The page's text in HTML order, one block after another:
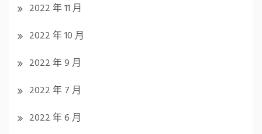
2022 年 11 月
2022 年 10 月
2022 年 9 月
2022 年 7 月
2022 年 6 月